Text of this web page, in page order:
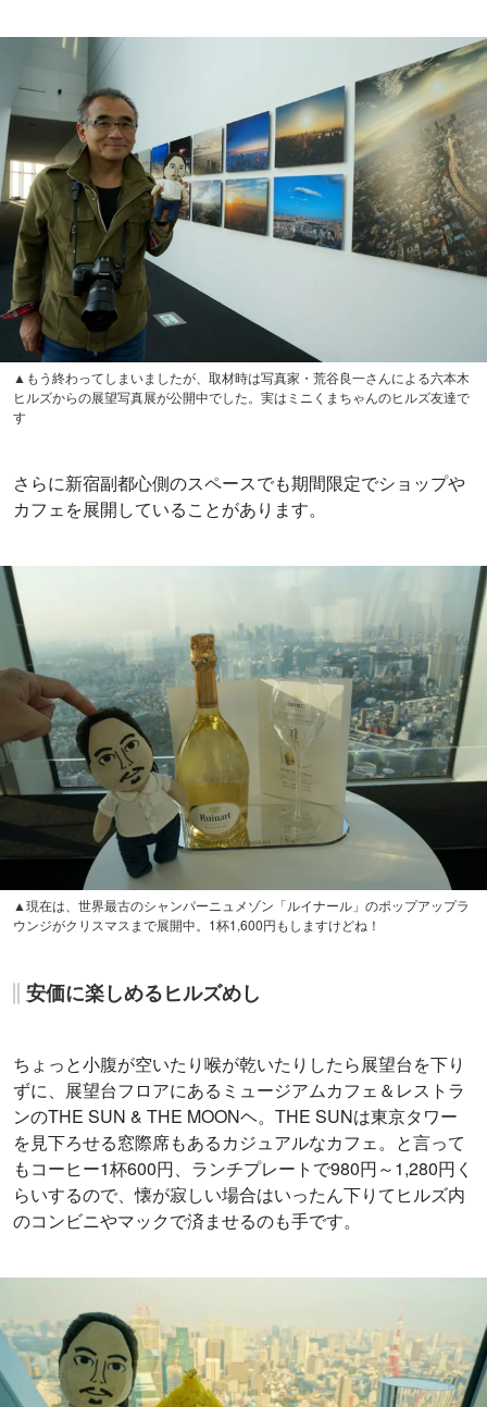
▲もう終わってしまいましたが、取材時は写真家・荒谷良一さんによる六本木
ヒルズからの展望写真展が公開中でした。実はミニくまちゃんのヒルズ友達で
す
さらに新宿副都心側のスペースでも期間限定でショップや
カフェを展開していることがあります。
▲現在は、世界最古のシャンパーニュメゾン「ルイナール」のポップアップラ
ウンジがクリスマスまで展開中。1杯1,600円もしますけどね！
安価に楽しめるヒルズめし
ちょっと小腹が空いたり喉が乾いたりしたら展望台を下り
ずに、展望台フロアにあるミュージアムカフェ＆レストラ
ンのTHE SUN & THE MOONヘ。THE SUNは東京タワー
を見下ろせる窓際席もあるカジュアルなカフェ。と言って
もコーヒー1杯600円、ランチプレートで980円～1,280円く
らいするので、懐が寂しい場合はいったん下りてヒルズ内
のコンビニやマックで済ませるのも手です。